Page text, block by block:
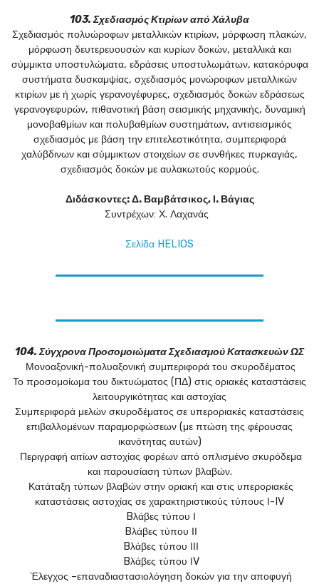
103. Σχεδιασμός Κτιρίων από Χάλυβα
Σχεδιασμός πολυώροφων μεταλλικών κτιρίων, μόρφωση πλακών,
μόρφωση δευτερευουσών και κυρίων δοκών, μεταλλικά και
σύμμικτα υποστυλώματα, εδράσεις υποστυλωμάτων, κατακόρυφα
συστήματα δυσκαμψίας, σχεδιασμός μονώροφων μεταλλικών
κτιρίων με ή χωρίς γερανογέφυρες, σχεδιασμός δοκών εδράσεως
γερανογεφυρών, πιθανοτική βάση σεισμικής μηχανικής, δυναμική
μονοβαθμίων και πολυβαθμίων συστημάτων, αντισεισμικός
σχεδιασμός με βάση την επιτελεστικότητα, συμπεριφορά
χαλύβδινων και σύμμικτων στοιχείων σε συνθήκες πυρκαγιάς,
σχεδιασμός δοκών με αυλακωτούς κορμούς.
Διδάσκοντες: Δ. Βαμβάτσικος, Ι. Βάγιας
Συντρέχων: Χ. Λαχανάς
Σελίδα HELIOS
104. Σύγχρονα Προσομοιώματα Σχεδιασμού Κατασκευών ΩΣ
Μονοαξονική-πολυαξονική συμπεριφορά του σκυροδέματος
Το προσομοίωμα του δικτυώματος (ΠΔ) στις οριακές καταστάσεις
λειτουργικότητας και αστοχίας
Συμπεριφορά μελών σκυροδέματος σε υπεροριακές καταστάσεις
επιβαλλομένων παραμορφώσεων (με πτώση της φέρουσας
ικανότητας αυτών)
Περιγραφή αιτίων αστοχίας φορέων από οπλισμένο σκυρόδεμα
και παρουσίαση τύπων βλαβών.
Κατάταξη τύπων βλαβών στην οριακή και στις υπεροριακές
καταστάσεις αστοχίας σε χαρακτηριστικούς τύπους Ι-IV
Bλάβες τύπου Ι
Bλάβες τύπου ΙΙ
Bλάβες τύπου ΙΙΙ
Bλάβες τύπου ΙV
Έλεγχος –επαναδιαστασιολόγηση δοκών για την αποφυγή